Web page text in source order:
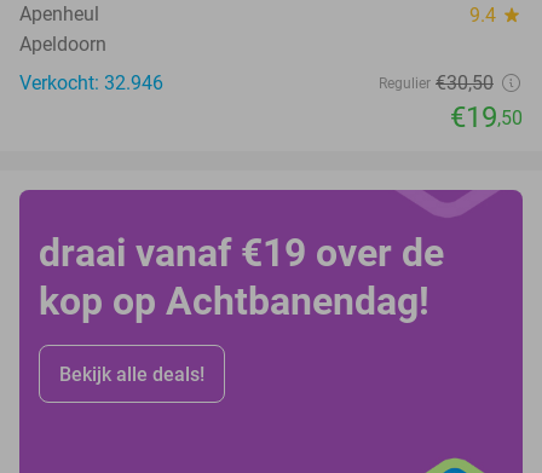
Apenheul 9.4 star
Apeldoorn
Verkocht: 32.946
Regulier €30,50
€19,50
draai vanaf €19 over de
kop op Achtbanendag!
Bekijk alle deals!